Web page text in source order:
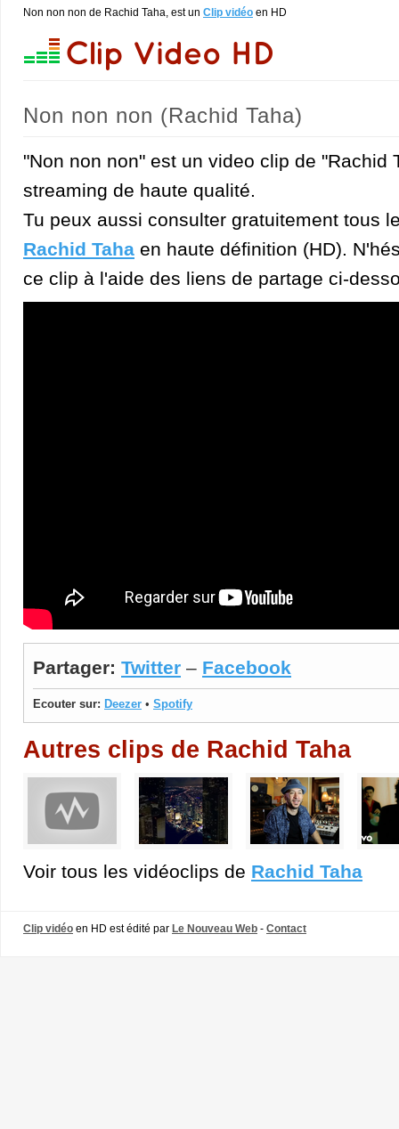
Non non non de Rachid Taha, est un Clip vidéo en HD
Non non non (Rachid Taha)
"Non non non" est un video clip de "Rachid
streaming de haute qualité.
Tu peux aussi consulter gratuitement tous
Rachid Taha en haute définition (HD).
ce clip à l'aide des liens de partage ci-
Partager: Twitter – Facebook
Ecouter sur: Deezer • Spotify
Autres clips de Rachid Taha
Voir tous les vidéoclips de Rachid Taha
Clip vidéo en HD est édité par Le Nouveau Web - Contact